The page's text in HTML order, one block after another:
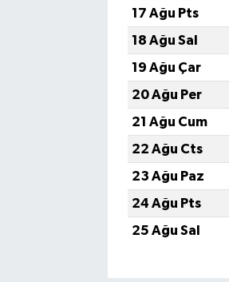
17 Ağu Pts
18 Ağu Sal
19 Ağu Çar
20 Ağu Per
21 Ağu Cum
22 Ağu Cts
23 Ağu Paz
24 Ağu Pts
25 Ağu Sal